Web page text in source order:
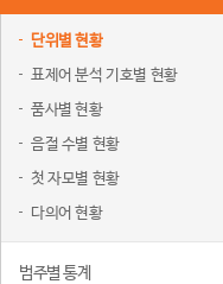
단위별 현황
표제어 분석 기호별 현황
품사별 현황
음절 수별 현황
첫 자모별 현황
다의어 현황
범주별 통계